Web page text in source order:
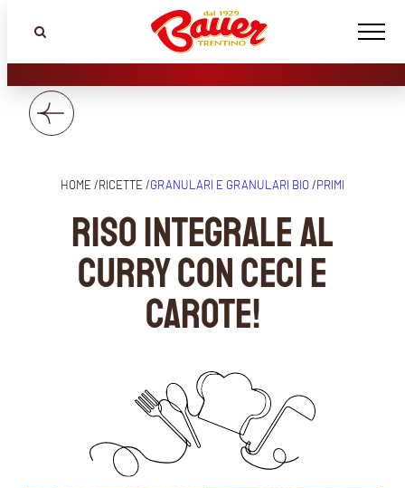
HOME /RICETTE /GRANULARI E GRANULARI BIO/PRIMI
Riso integrale al
curry con ceci e
carote!